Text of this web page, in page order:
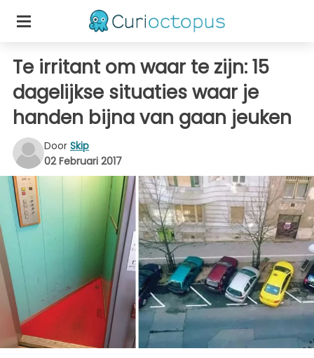
Te irritant om waar te zijn: 15
dagelijkse situaties waar je
handen bijna van gaan jeuken
Door Skip
02 Februari 2017